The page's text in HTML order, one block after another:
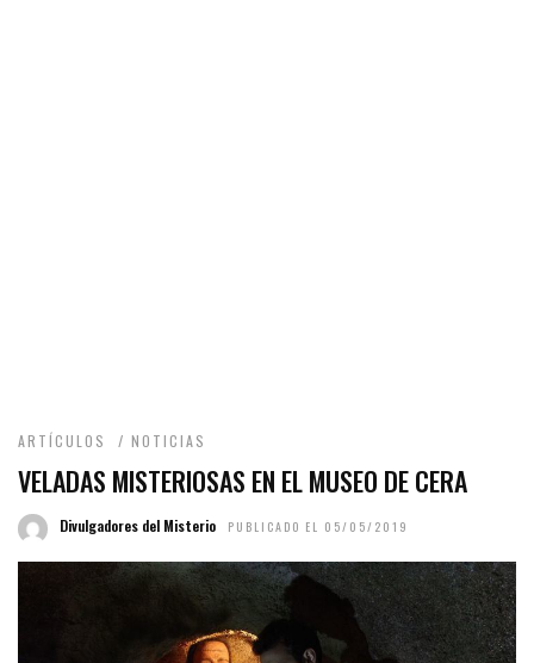
ARTÍCULOS / NOTICIAS
VELADAS MISTERIOSAS EN EL MUSEO DE CERA
Divulgadores del Misterio PUBLICADO EL 05/05/2019